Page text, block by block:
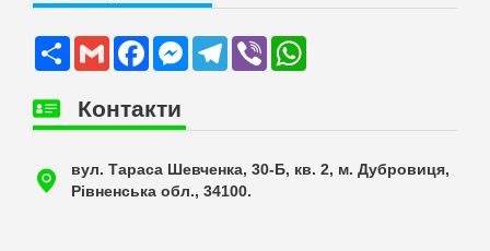
Share Gmail FacebookMessengerTelegram
Viber
Контакти
вул. Тараса Шевченка, 30-Б, кв. 2, м. Дубровиця,
Рівненська обл., 34100.